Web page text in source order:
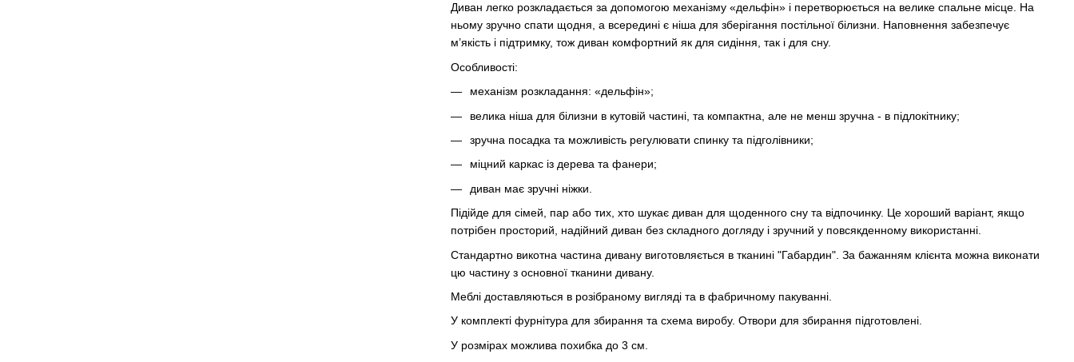
Диван легко розкладається за допомогою механізму «дельфін» і перетворюється на велике спальне місце. На
ньому зручно спати щодня, а всередині є ніша для зберігання постільної білизни. Наповнення забезпечує
м’якість і підтримку, тож диван комфортний як для сидіння, так і для сну.
Особливості:
механізм розкладання: «дельфін»;
велика ніша для білизни в кутовій частині, та компактна, але не менш зручна - в підлокітнику;
зручна посадка та можливість регулювати спинку та підголівники;
міцний каркас із дерева та фанери;
диван має зручні ніжки.
Підійде для сімей, пар або тих, хто шукає диван для щоденного сну та відпочинку. Це хороший варіант, якщо
потрібен просторий, надійний диван без складного догляду і зручний у повсякденному використанні.
Стандартно викотна частина дивану виготовляється в тканині "Габардин". За бажанням клієнта можна виконати
цю частину з основної тканини дивану.
Меблі доставляються в розібраному вигляді та в фабричному пакуванні.
У комплекті фурнітура для збирання та схема виробу. Отвори для збирання підготовлені.
У розмірах можлива похибка до 3 см.